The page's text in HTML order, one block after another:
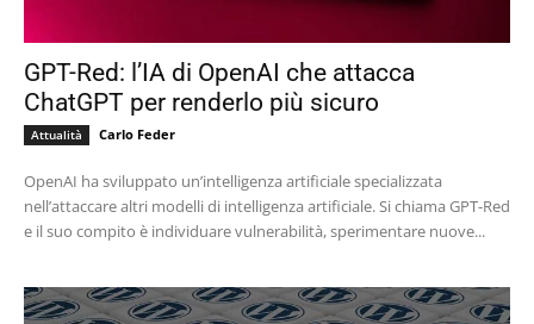
GPT-Red: l’IA di OpenAI che attacca
ChatGPT per renderlo più sicuro
Attualità Carlo Feder
OpenAI ha sviluppato un’intelligenza artificiale specializzata
nell’attaccare altri modelli di intelligenza artificiale. Si chiama GPT-Red
e il suo compito è individuare vulnerabilità, sperimentare nuove...